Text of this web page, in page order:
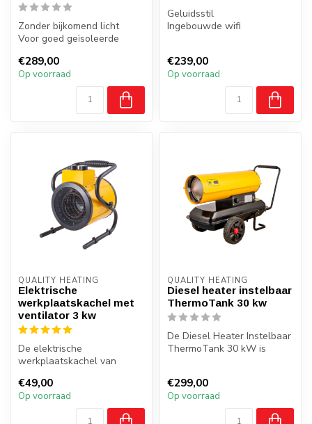
Zonder bijkomend licht
Voor goed geïsoleerde
Bedrijfshallen, loodsen e...
€289,00
Op voorraad
Geluidsstil
Ingebouwde wifi
vrijstaand
Convec...
€239,00
Op voorraad
QUALITY HEATING
Elektrische
werkplaatskachel met
ventilator 3 kw
De elektrische
werkplaatskachel van
compacte en krachtige...
€49,00
Op voorraad
QUALITY HEATING
Diesel heater instelbaar
ThermoTank 30 kw
De Diesel Heater Instelbaar
ThermoTank 30 kW is
€299,00
Op voorraad